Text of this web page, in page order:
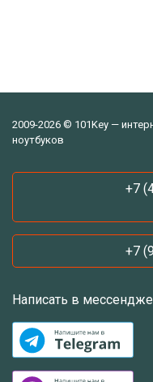
2009-2026 © 101Key —
ноутбуков
+7
+7
Написать в